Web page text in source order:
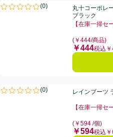
丸十コーポレーション キッズレイ
(0)
評価は0件のレビューで5点中0.0点
丸十コーポレ
ブラック
【在庫一掃セ
(￥444/商品)
価格
￥444税込
レインブーツ ライトグリーン
(0)
評価は0件のレビューで5点中0.0点
レインブーツ
【在庫一掃セ
(￥594 /個)
価格
￥594税込